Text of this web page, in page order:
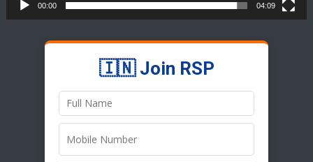
00:00 04:09
🇮🇳 Join RSP